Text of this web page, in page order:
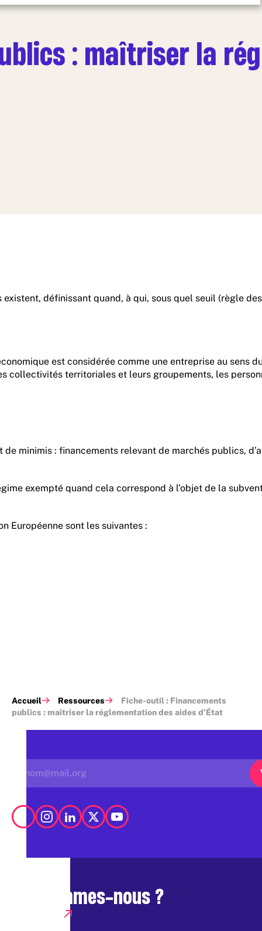
: maîtriser la
définissant quand, à qui, sous quel seuil (règle
est considérée comme une entreprise au sens
collectivités territoriales et leurs groupements, les
minimis : financements relevant de marchés publics,
exempté quand cela correspond à l’objet de la
Européenne sont les suivantes :
Accueil Ressources
Fiche-outil : Financements
publics : maîtriser la réglementation des aides d’État
Qui sommes-nous ?